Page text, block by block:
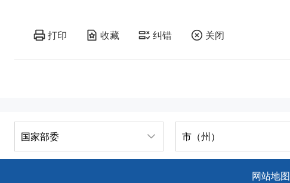
打印 收藏 纠错 关闭
国家部委 市（州）
网站地图